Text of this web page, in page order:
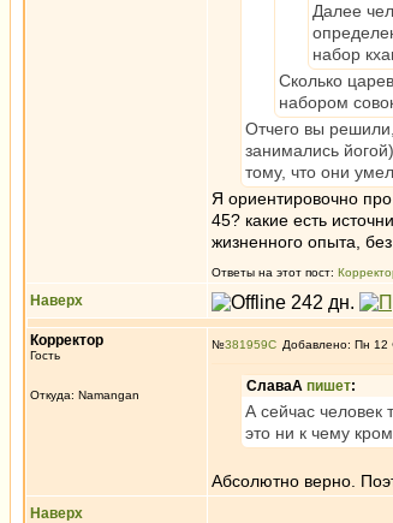
Далее
набор
Сколько
набором
Отчего вы
занимались
тому, что они
Я ориентировочно
45? какие есть
жизненного опыта,
Ответы на этот пост:
Наверх
Корректор
Гость
Откуда: Namangan
№381959 Добавлено: Пн 12
СлаваА пишет:
А сейчас человек
это ни к чему
Абсолютно верно.
Наверх